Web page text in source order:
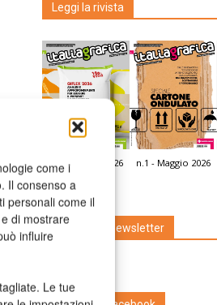
come i
Il consenso a
personali come il
di mostrare
influire
Le tue
Leggi la rivista
n.2 - Giugno 2026 n.1 - Maggio 2026
Edicola Web
Iscriviti alla newsletter